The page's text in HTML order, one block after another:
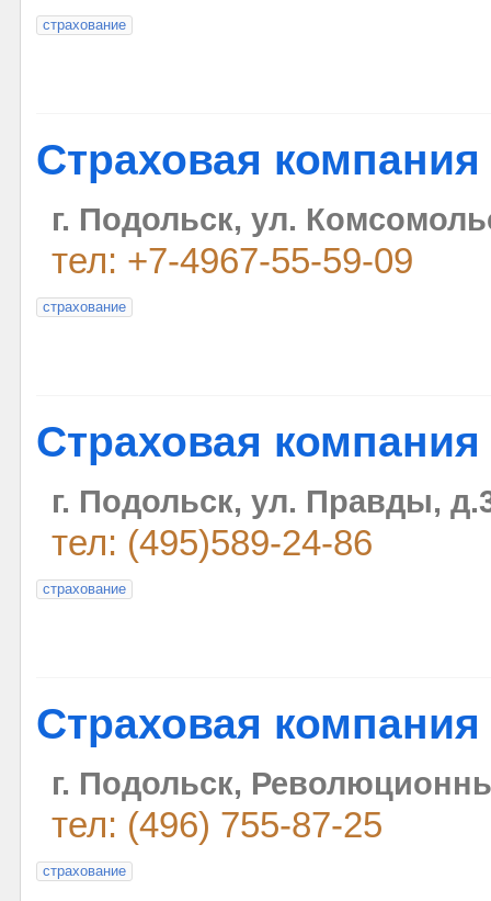
страхование
Страховая
г. Подольск, ул.
тел: +7-4967-55-59-09
страхование
Страховая
г. Подольск, ул. Правды,
тел: (495)589-24-86
страхование
Страховая
г. Подольск,
тел: (496) 755-87-25
страхование